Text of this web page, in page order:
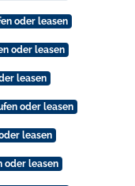
oder leasen
oder leasen
leasen
oder leasen
leasen
oder leasen